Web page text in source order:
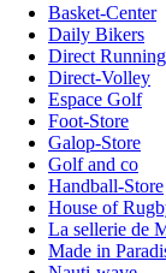
Basket-Center
Daily Bikers
Direct Running
Direct-Volley
Espace Golf
Foot-Store
Galop-Store
Golf and co
Handball-Store
House of
La sellerie de
Made in